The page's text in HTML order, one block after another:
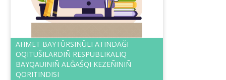
AHMET BAYTÛRSINÛLI ATINDAĞI
OQITUŠILARDIÑ RESPUBLIKALIQ
BAYQAUINIÑ ALĞAŠQI KEZEÑІNІÑ
QORITINDISI